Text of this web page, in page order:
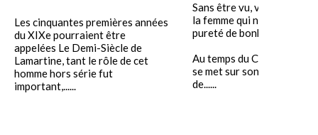
Les cinquantes premières années
du XIXe pourraient être
appelées Le Demi-Siècle de
Lamartine, tant le rôle de cet
homme hors série fut
important,......
Sans être vu, voir penser à
la femme qui nous aime,
pureté de bonheur.
Au temps du Carnaval,
se met sur son masque un
de......